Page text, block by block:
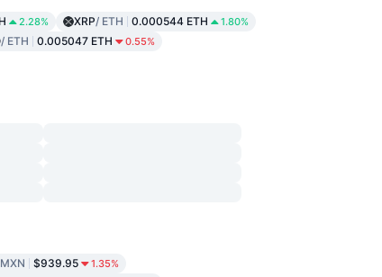
2.28% XRP/ ETH 0.000544 ETH 1.80%
/ ETH 0.005047 ETH 0.55%
$939.95 1.35%